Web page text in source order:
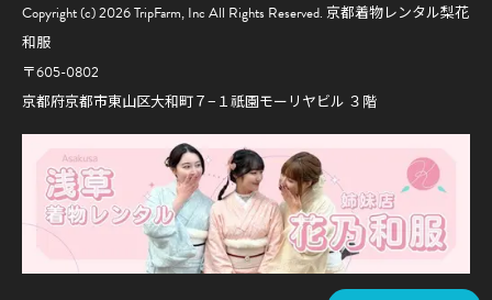
Copyright (c) 2026 TripFarm, Inc All Rights Reserved. 京都着物レンタル梨花
和服
〒605-0802
京都府京都市東山区大和町７−１祇園モーリヤビル ３階